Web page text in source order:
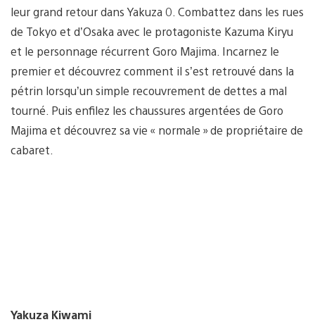
leur grand retour dans Yakuza 0. Combattez dans les rues
de Tokyo et d’Osaka avec le protagoniste Kazuma Kiryu
et le personnage récurrent Goro Majima. Incarnez le
premier et découvrez comment il s’est retrouvé dans la
pétrin lorsqu’un simple recouvrement de dettes a mal
tourné. Puis enfilez les chaussures argentées de Goro
Majima et découvrez sa vie « normale » de propriétaire de
cabaret.
Yakuza Kiwami